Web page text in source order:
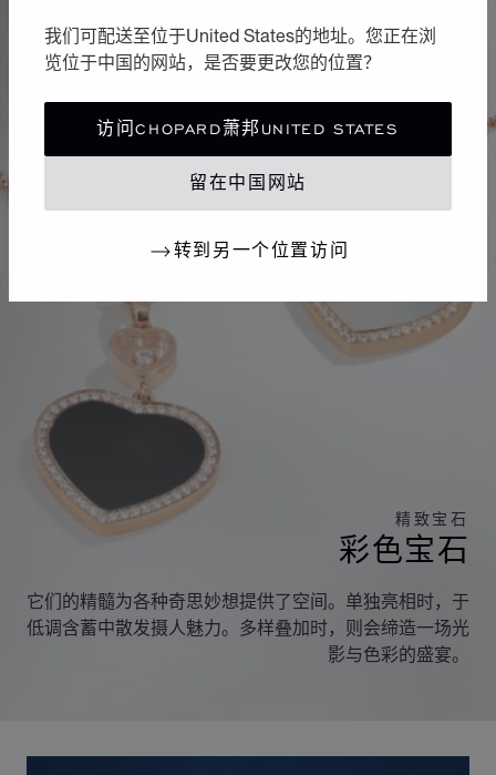
我们可配送至位于United States的地址。您正在浏
览位于中国的网站，是否要更改您的位置？
访问CHOPARD萧邦UNITED STATES
留在中国网站
转到另一个位置访问
精致宝石
彩色宝石
它们的精髓为各种奇思妙想提供了空间。单独亮相时，于
低调含蓄中散发摄人魅力。多样叠加时，则会缔造一场光
影与色彩的盛宴。